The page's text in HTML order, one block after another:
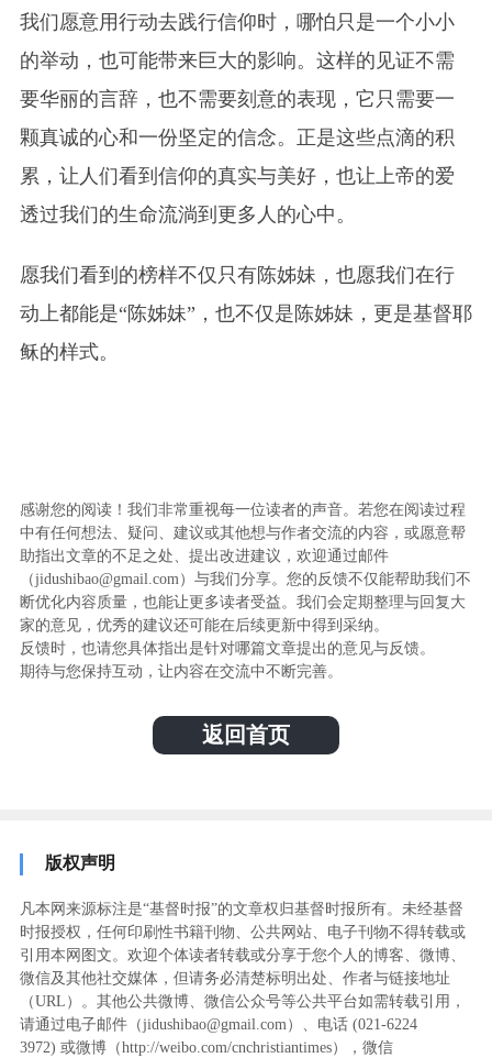
我们愿意用行动去践行信仰时，哪怕只是一个小小
的举动，也可能带来巨大的影响。这样的见证不需
要华丽的言辞，也不需要刻意的表现，它只需要一
颗真诚的心和一份坚定的信念。正是这些点滴的积
累，让人们看到信仰的真实与美好，也让上帝的爱
透过我们的生命流淌到更多人的心中。
愿我们看到的榜样不仅只有陈姊妹，也愿我们在行
动上都能是“陈姊妹”，也不仅是陈姊妹，更是基督耶
稣的样式。
感谢您的阅读！我们非常重视每一位读者的声音。若您在阅读过程
中有任何想法、疑问、建议或其他想与作者交流的内容，或愿意帮
助指出文章的不足之处、提出改进建议，欢迎通过邮件
（jidushibao@gmail.com）与我们分享。您的反馈不仅能帮助我们不
断优化内容质量，也能让更多读者受益。我们会定期整理与回复大
家的意见，优秀的建议还可能在后续更新中得到采纳。
反馈时，也请您具体指出是针对哪篇文章提出的意见与反馈。
期待与您保持互动，让内容在交流中不断完善。
返回首页
版权声明
凡本网来源标注是“基督时报”的文章权归基督时报所有。未经基督
时报授权，任何印刷性书籍刊物、公共网站、电子刊物不得转载或
引用本网图文。欢迎个体读者转载或分享于您个人的博客、微博、
微信及其他社交媒体，但请务必清楚标明出处、作者与链接地址
（URL）。其他公共微博、微信公众号等公共平台如需转载引用，
请通过电子邮件（jidushibao@gmail.com）、电话 (021-6224
3972) ‬或微博（http://weibo.com/cnchristiantimes），微信